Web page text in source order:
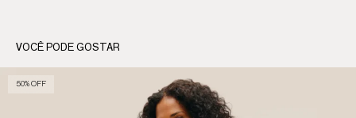
VOCÊ PODE GOSTAR
50% OFF